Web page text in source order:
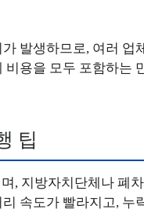
발생하므로, 여러 업
용을 모두 포함하는
팁
, 지방자치단체나 폐
속도가 빨라지고, 누